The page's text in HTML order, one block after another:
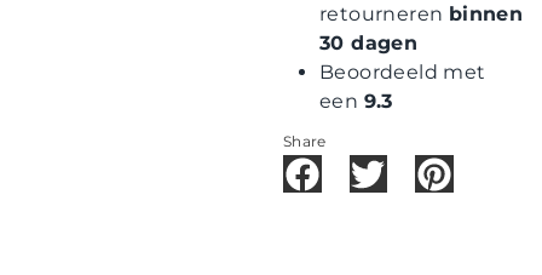
retourneren binnen
30 dagen
Beoordeeld met
een 9.3
Share